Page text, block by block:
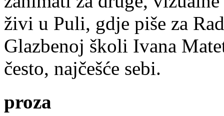
živi u Puli, gdje piše za
Glazbenoj školi Ivana
često, najčešće sebi.
proza